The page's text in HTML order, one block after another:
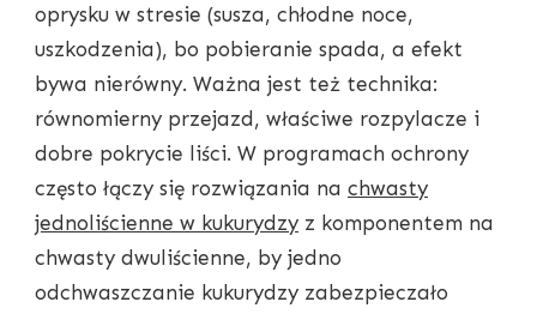
oprysku w stresie (susza, chłodne noce,
uszkodzenia), bo pobieranie spada, a efekt
bywa nierówny. Ważna jest też technika:
równomierny przejazd, właściwe rozpylacze i
dobre pokrycie liści. W programach ochrony
często łączy się rozwiązania na chwasty
jednoliścienne w kukurydzy z komponentem na
chwasty dwuliścienne, by jedno
odchwaszczanie kukurydzy zabezpieczało